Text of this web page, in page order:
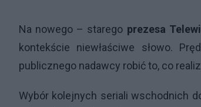
Na nowego – starego prezesa
kontekście niewłaściwe słowo.
publicznego nadawcy robić to, co
Wybór kolejnych seriali wschodnich